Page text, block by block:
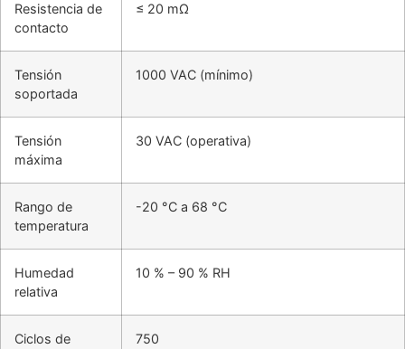
Resistencia de
contacto
≤ 20 mΩ
Tensión
soportada
1000 VAC (mínimo)
Tensión
máxima
30 VAC (operativa)
Rango de
temperatura
-20 °C a 68 °C
Humedad
relativa
10 % – 90 % RH
Ciclos de
750